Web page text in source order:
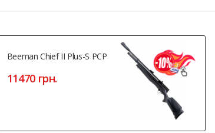
Beeman Chief II Plus-S PCP
11470 грн.